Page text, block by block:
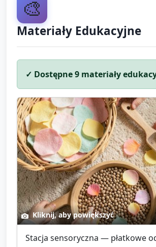
🎨
Materiały Edukacyjne
✓ Dostępne9 materiały
Kliknij, aby powiększyć
Stacja sensoryczna — płatkowe